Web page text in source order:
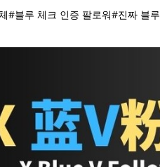
#블루 체크 인증 팔로워#진짜 블